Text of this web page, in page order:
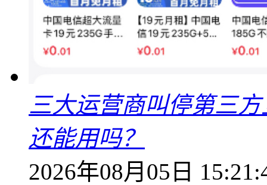
三大运营商叫停第三
还能用吗？
2026年08月05日